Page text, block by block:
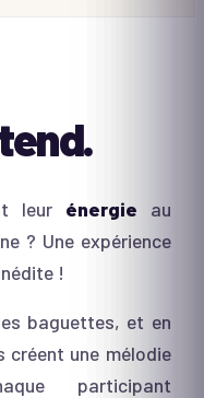
leur énergie au
? Une expérience
!
baguettes, et en
une mélodie
participant